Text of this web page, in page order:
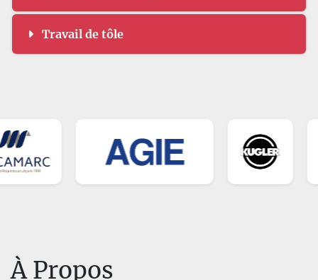
Travail de tôle
À Propos